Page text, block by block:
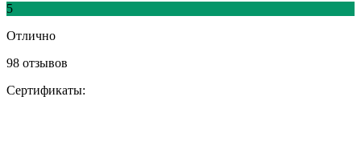
5
Отлично
98 отзывов
Сертификаты: